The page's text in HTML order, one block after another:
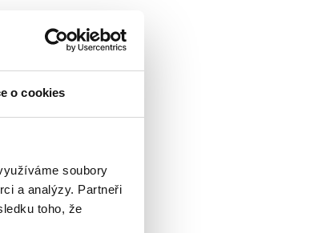
o cookies
soubory
a analýzy. Partneři
toho, že